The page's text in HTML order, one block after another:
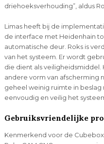
driehoeksverhouding”, aldus
Limas heeft bij de
de interface met Heidenhain
automatische deur. Roks is
van het systeem. Er wordt
die dient als
andere vorm van afscherming
geheel weinig ruimte in
eenvoudig en veilig het
Gebruiksvriendelijke
Kenmerkend voor de